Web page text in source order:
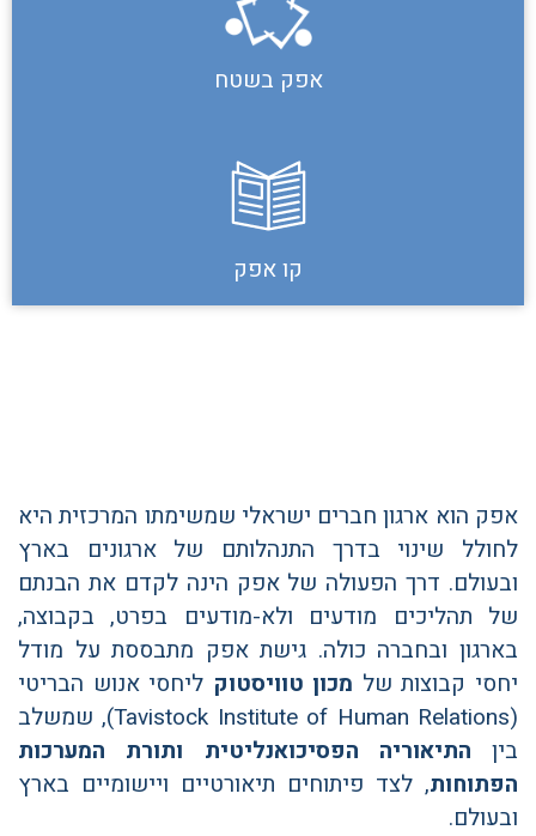
אפק בשטח
קו אפק
אפק הוא ארגון חברים ישראלי שמשימתו המרכזית היא
לחולל שינוי בדרך התנהלותם של ארגונים בארץ
ובעולם. דרך הפעולה של אפק הינה לקדם את הבנתם
של תהליכים מודעים ולא-מודעים בפרט, בקבוצה,
בארגון ובחברה כולה. גישת אפק מתבססת על מודל
יחסי קבוצות של מכון טוויסטוק ליחסי אנוש הבריטי
(Tavistock Institute of Human Relations), שמשלב
בין התיאוריה הפסיכואנליטית
ותורת המערכות
הפתוחות, לצד פיתוחים תיאורטיים ויישומיים בארץ
ובעולם.